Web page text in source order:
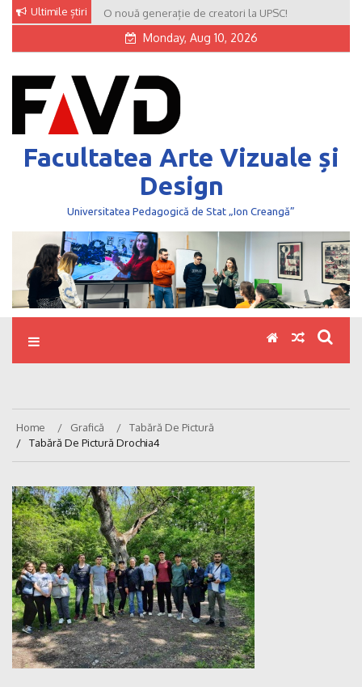
Skip
content
Ultimile știri O nouă generație de creatori la UPSC!
Monday, Aug 10, 2026
Facultatea Arte Vizuale și
Design
Universitatea Pedagogică de Stat „Ion Creangă”
Home Grafică
Tabără De Pictură
Tabără De Pictură Drochia4